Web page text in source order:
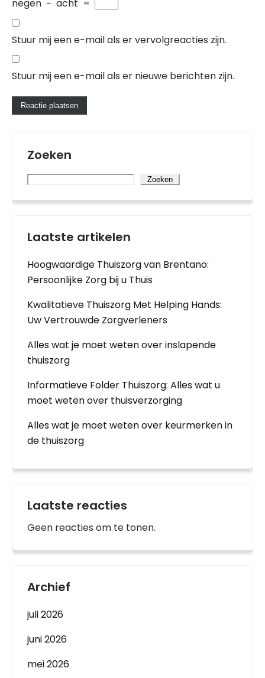
negen − acht =
Stuur mij een e-mail als er vervolgreacties zijn.
Stuur mij een e-mail als er nieuwe berichten zijn.
Zoeken
Zoeken
Laatste artikelen
Hoogwaardige Thuiszorg van Brentano:
Persoonlijke Zorg bij u Thuis
Kwalitatieve Thuiszorg Met Helping Hands:
Uw Vertrouwde Zorgverleners
Alles wat je moet weten over inslapende
thuiszorg
Informatieve Folder Thuiszorg: Alles wat u
moet weten over thuisverzorging
Alles wat je moet weten over keurmerken in
de thuiszorg
Laatste reacties
Geen reacties om te tonen.
Archief
juli 2026
juni 2026
mei 2026